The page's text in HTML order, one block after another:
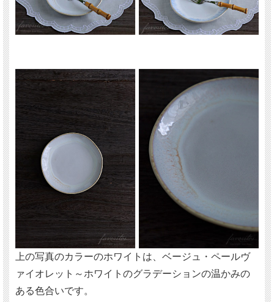
上の写真のカラーのホワイトは、ベージュ・ペールヴ
ァイオレット～ホワイトのグラデーションの温かみの
ある色合いです。